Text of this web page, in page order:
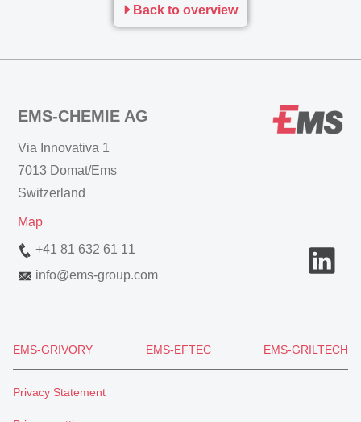
Back to overview
EMS-CHEMIE AG
Via Innovativa 1
7013 Domat/Ems
Switzerland
Map
+41 81 632 61 11
info@ems-group.com
EMS-GRIVORY EMS-EFTEC EMS-GRILTECH
Privacy Statement